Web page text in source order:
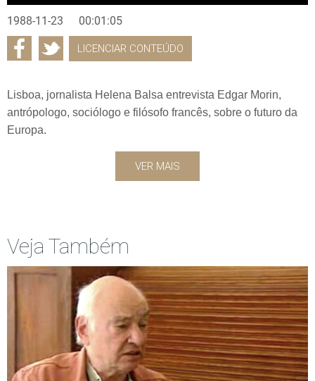
1988-11-23 00:01:05
LICENCIAR CONTEÚDO
Lisboa, jornalista Helena Balsa entrevista Edgar Morin,
antrópologo, sociólogo e filósofo francês, sobre o futuro da
Europa.
VER MAIS
Veja Também